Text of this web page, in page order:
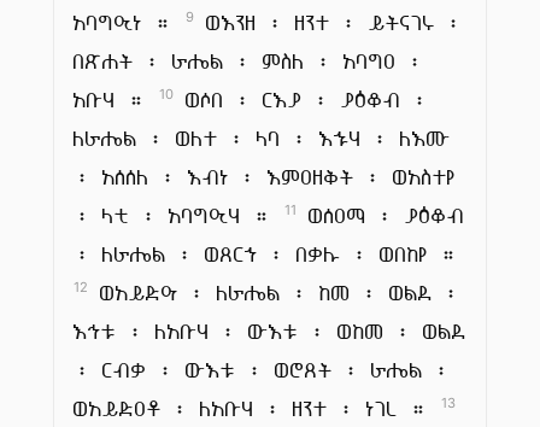
አባግዒነ ።
9
ወእንዘ ፡ ዘንተ ፡ ይትናገሩ ፡
በጽሐት ፡ ራሔል ፡ ምስለ ፡ አባግዐ ፡
አቡሃ ።
10
ወሶበ ፡ ርእያ ፡ ያዕቆብ ፡
ለራሔል ፡ ወለተ ፡ ላባ ፡ እኁሃ ፡ ለእሙ
፡ አሰሰለ ፡ እብነ ፡ እምዐዘቅት ፡ ወአስተየ
፡ ላቲ ፡ አባግዒሃ ።
11
ወሰዐማ ፡ ያዕቆብ
፡ ለራሔል ፡ ወጸርኀ ፡ በቃሉ ፡ ወበከየ ።
12
ወአይድዓ ፡ ለራሔል ፡ ከመ ፡ ወልደ ፡
እኅቱ ፡ ለአቡሃ ፡ ውእቱ ፡ ወከመ ፡ ወልደ
፡ ርብቃ ፡ ውእቱ ፡ ወሮጸት ፡ ራሔል ፡
ወአይድዐቶ ፡ ለአቡሃ ፡ ዘንተ ፡ ነገረ ።
13